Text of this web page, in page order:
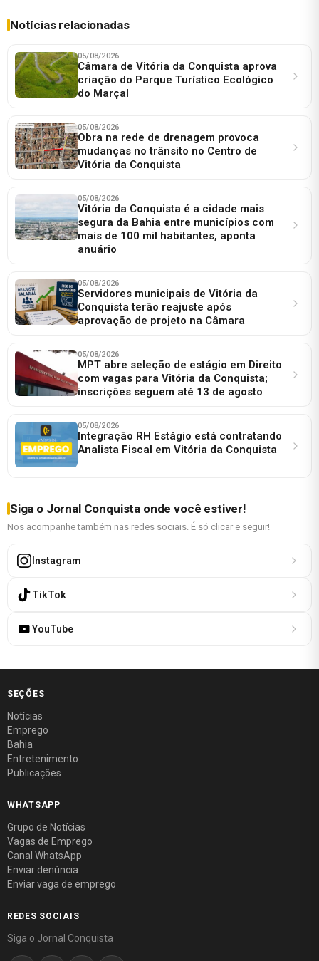
Notícias relacionadas
05/08/2026
Câmara de Vitória da Conquista aprova
criação do Parque Turístico Ecológico
do Marçal
05/08/2026
Obra na rede de drenagem provoca
mudanças no trânsito no Centro de
Vitória da Conquista
05/08/2026
Vitória da Conquista é a cidade mais
segura da Bahia entre municípios com
mais de 100 mil habitantes, aponta
anuário
05/08/2026
Servidores municipais de Vitória da
Conquista terão reajuste após
aprovação de projeto na Câmara
05/08/2026
MPT abre seleção de estágio em Direito
com vagas para Vitória da Conquista;
inscrições seguem até 13 de agosto
05/08/2026
Integração RH Estágio está contratando
Analista Fiscal em Vitória da Conquista
Siga o Jornal Conquista onde você estiver!
Nos acompanhe também nas redes sociais. É só clicar e seguir!
Instagram
TikTok
YouTube
SEÇÕES
Notícias
Emprego
Bahia
Entretenimento
Publicações
WHATSAPP
Grupo de Notícias
Vagas de Emprego
Canal WhatsApp
Enviar denúncia
Enviar vaga de emprego
REDES SOCIAIS
Siga o Jornal Conquista